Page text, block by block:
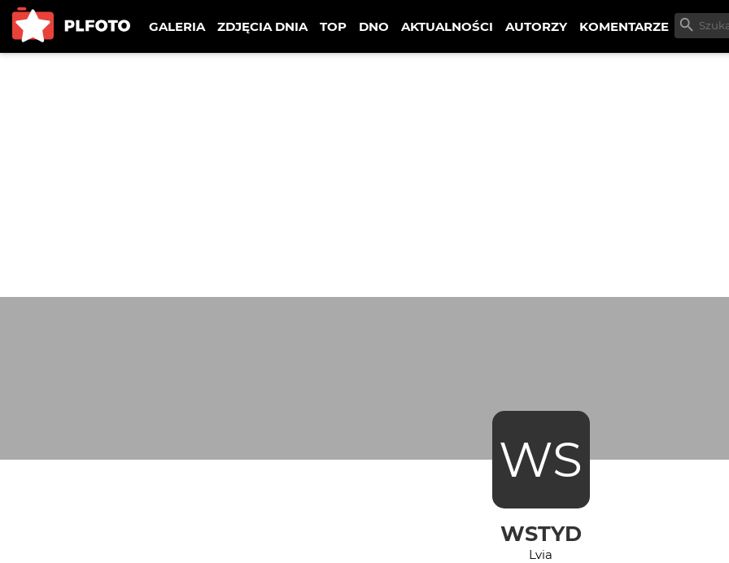
GALERIA ZDJĘCIA DNIA TOP DNO AKTUALNOŚCI AUTORZY KOMENTARZE
WS
WSTYD
Lvia